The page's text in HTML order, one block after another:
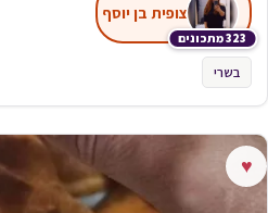
323 מתכונים
צופית בן יוסף
בשרי
♥